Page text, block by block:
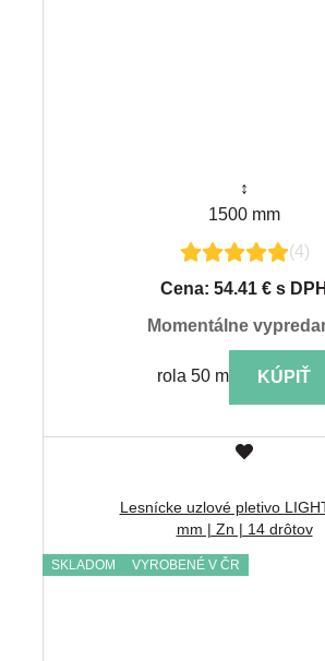
↕
1500 mm
(4)
Cena: 54.41 € s DPH
momentálne
rola 50 m KÚPIŤ
Lesnícke uzlové pletivo
mm | Zn | 14 drôtov
SKLADOM VYROBENÉ V ČR